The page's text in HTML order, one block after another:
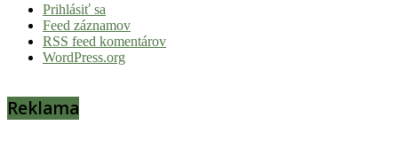
Prihlásiť sa
Feed záznamov
RSS feed komentárov
WordPress.org
Reklama